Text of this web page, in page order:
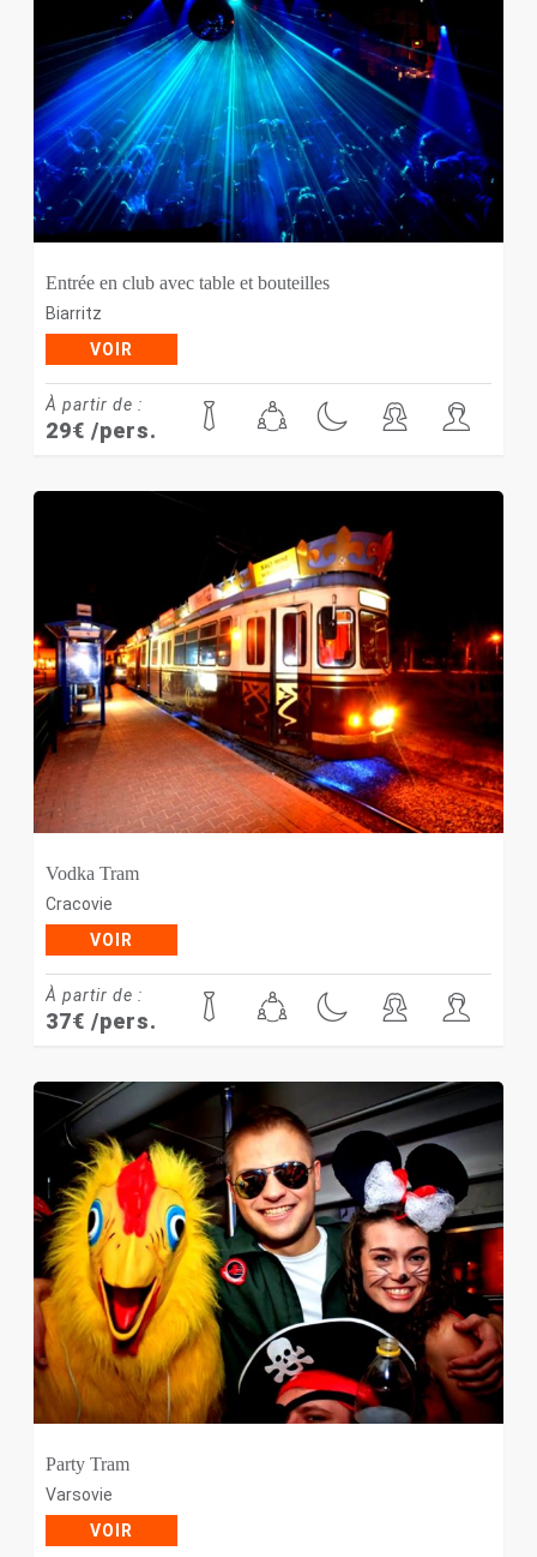
Entrée en club avec table et bouteilles
Biarritz
VOIR
À partir de :
29€ /pers.
Vodka Tram
Cracovie
VOIR
À partir de :
37€ /pers.
Party Tram
Varsovie
VOIR